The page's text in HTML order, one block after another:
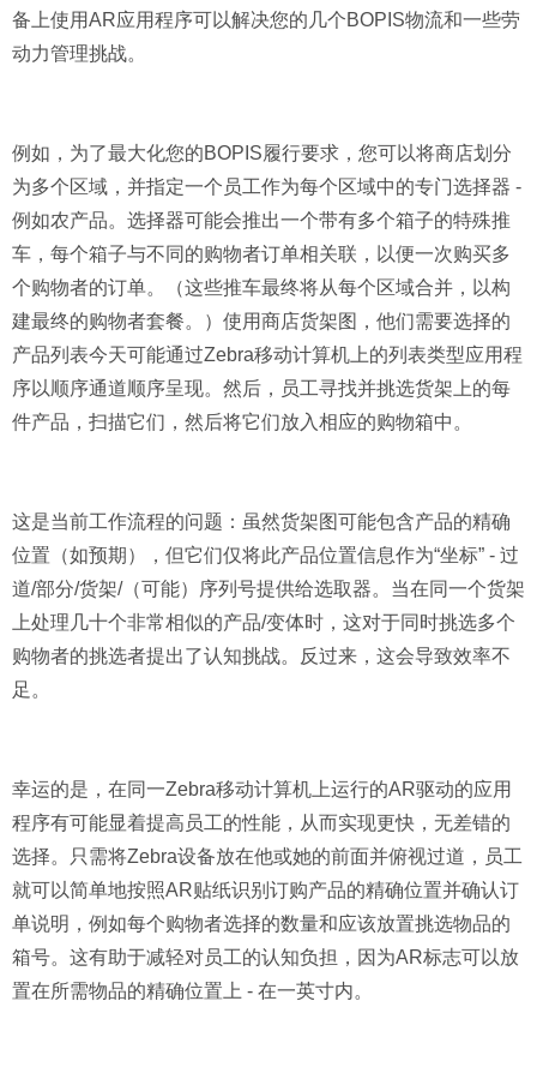
备上使用AR应用程序可以解决您的几个BOPIS物流和一些劳
动力管理挑战。
例如，为了最大化您的BOPIS履行要求，您可以将商店划分
为多个区域，并指定一个员工作为每个区域中的专门选择器 -
例如农产品。选择器可能会推出一个带有多个箱子的特殊推
车，每个箱子与不同的购物者订单相关联，以便一次购买多
个购物者的订单。（这些推车最终将从每个区域合并，以构
建最终的购物者套餐。）使用商店货架图，他们需要选择的
产品列表今天可能通过Zebra移动计算机上的列表类型应用程
序以顺序通道顺序呈现。然后，员工寻找并挑选货架上的每
件产品，扫描它们，然后将它们放入相应的购物箱中。
这是当前工作流程的问题：虽然货架图可能包含产品的精确
位置（如预期），但它们仅将此产品位置信息作为“坐标” - 过
道/部分/货架/（可能）序列号提供给选取器。当在同一个货架
上处理几十个非常相似的产品/变体时，这对于同时挑选多个
购物者的挑选者提出了认知挑战。反过来，这会导致效率不
足。
幸运的是，在同一Zebra移动计算机上运行的AR驱动的应用
程序有可能显着提高员工的性能，从而实现更快，无差错的
选择。只需将Zebra设备放在他或她的前面并俯视过道，员工
就可以简单地按照AR贴纸识别订购产品的精确位置并确认订
单说明，例如每个购物者选择的数量和应该放置挑选物品的
箱号。这有助于减轻对员工的认知负担，因为AR标志可以放
置在所需物品的精确位置上 - 在一英寸内。